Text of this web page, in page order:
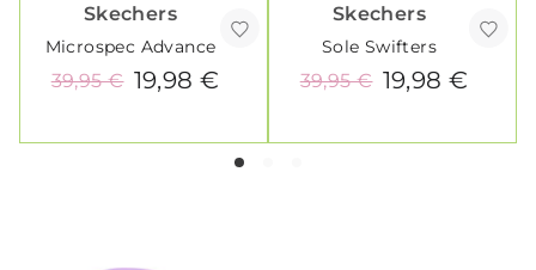
Skechers
Microspec Advance
19,98 €
39,95 €
Skechers
Sole Swifters
19,98 €
39,95 €